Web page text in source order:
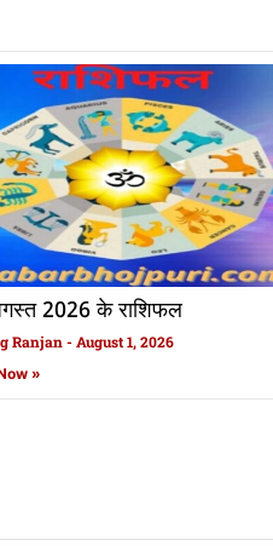
2026 के राशिफल
Ranjan August 1, 2026
»